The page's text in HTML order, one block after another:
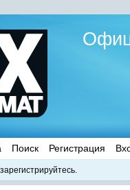
Поиск Регистрация